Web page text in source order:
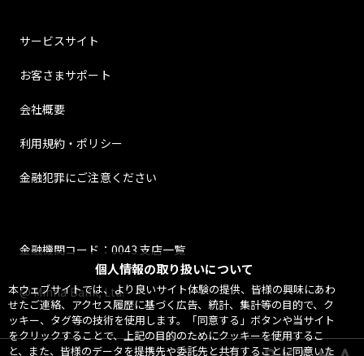
個人情報の取り扱いについて
本ウェブサイトでは、より良いサイト体験の提供、皆様の興味にあわ
せたご連絡、アクセス履歴に基づく広告、統計、集計等の目的で、ク
ッキー、タグ等の技術を使用します。「同意する」ボタンや当サイト
をクリックすることで、上記の目的のためにクッキーを使用するこ
と、また、皆様のデータを提携先や委託先と共有することに同意いた
サービスサイト
お客さまサポート
会社概要
利用規約・ポリシー
金融犯罪にご注意ください
金融機関コード：0043 支店一覧
@ Minna Bank, Ltd.